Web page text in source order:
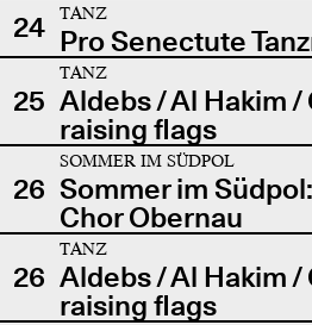
24
TANZ
Pro Senectute
25
TANZ
Aldebs / Al Hakim /
raising flags
26
SOMMER IM SÜDPOL
Sommer im
Chor Obernau
26
TANZ
Aldebs / Al Hakim /
raising flags